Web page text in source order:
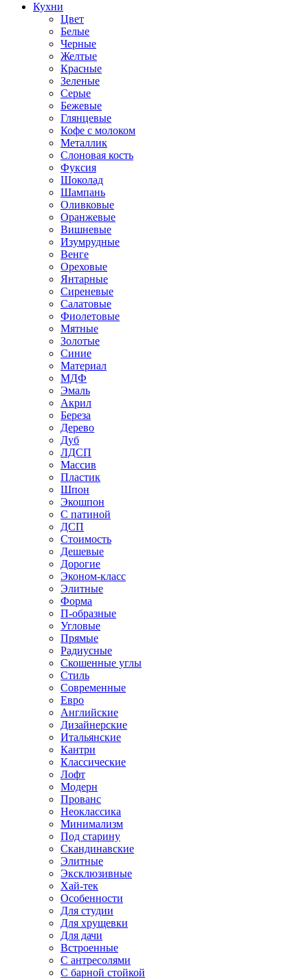
Кухни
Цвет
Белые
Черные
Желтые
Красные
Зеленые
Серые
Бежевые
Глянцевые
Кофе с молоком
Металлик
Слоновая кость
Фуксия
Шоколад
Шампань
Оливковые
Оранжевые
Вишневые
Изумрудные
Венге
Ореховые
Янтарные
Сиреневые
Салатовые
Фиолетовые
Мятные
Золотые
Синие
Материал
МДФ
Эмаль
Акрил
Береза
Дерево
Дуб
ЛДСП
Массив
Пластик
Шпон
Экошпон
С патиной
ДСП
Стоимость
Дешевые
Дорогие
Эконом-класс
Элитные
Форма
П-образные
Угловые
Прямые
Радиусные
Скошенные углы
Стиль
Современные
Евро
Английские
Дизайнерские
Итальянские
Кантри
Классические
Лофт
Модерн
Прованс
Неоклассика
Минимализм
Под старину
Скандинавские
Элитные
Эксклюзивные
Хай-тек
Особенности
Для студии
Для хрущевки
Для дачи
Встроенные
С антресолями
С барной стойкой